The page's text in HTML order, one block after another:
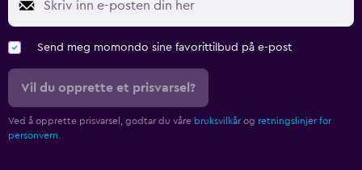
Send meg momondo sine favorittilbud på e-post
Vil du opprette et prisvarsel?
Ved å opprette prisvarsel, godtar du våre bruksvilkår og retningslinjer for
personvern.